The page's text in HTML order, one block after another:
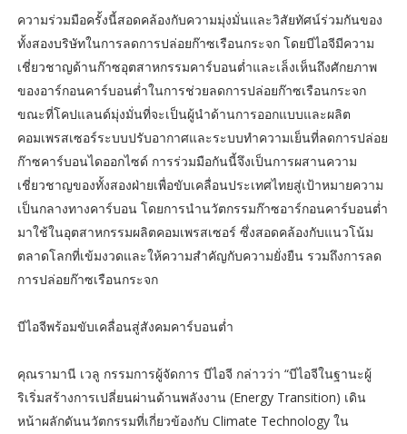
ความร่วมมือครั้งนี้สอดคล้องกับความมุ่งมั่นและวิสัยทัศน์ร่วมกันของ
ทั้งสองบริษัทในการลดการปล่อยก๊าซเรือนกระจก โดยบีไอจีมีความ
เชี่ยวชาญด้านก๊าซอุตสาหกรรมคาร์บอนต่ำและเล็งเห็นถึงศักยภาพ
ของอาร์กอนคาร์บอนต่ำในการช่วยลดการปล่อยก๊าซเรือนกระจก
ขณะที่โคปแลนด์มุ่งมั่นที่จะเป็นผู้นำด้านการออกแบบและผลิต
คอมเพรสเซอร์ระบบปรับอากาศและระบบทำความเย็นที่ลดการปล่อย
ก๊าซคาร์บอนไดออกไซด์ การร่วมมือกันนี้จึงเป็นการผสานความ
เชี่ยวชาญของทั้งสองฝ่ายเพื่อขับเคลื่อนประเทศไทยสู่เป้าหมายความ
เป็นกลางทางคาร์บอน โดยการนำนวัตกรรมก๊าซอาร์กอนคาร์บอนต่ำ
มาใช้ในอุตสาหกรรมผลิตคอมเพรสเซอร์ ซึ่งสอดคล้องกับแนวโน้ม
ตลาดโลกที่เข้มงวดและให้ความสำคัญกับความยั่งยืน รวมถึงการลด
การปล่อยก๊าซเรือนกระจก
บีไอจีพร้อมขับเคลื่อนสู่สังคมคาร์บอนต่ำ
คุณรามานี เวลู กรรมการผู้จัดการ บีไอจี กล่าวว่า “บีไอจีในฐานะผู้
ริเริ่มสร้างการเปลี่ยนผ่านด้านพลังงาน (Energy Transition) เดิน
หน้าผลักดันนวัตกรรมที่เกี่ยวข้องกับ Climate Technology ใน